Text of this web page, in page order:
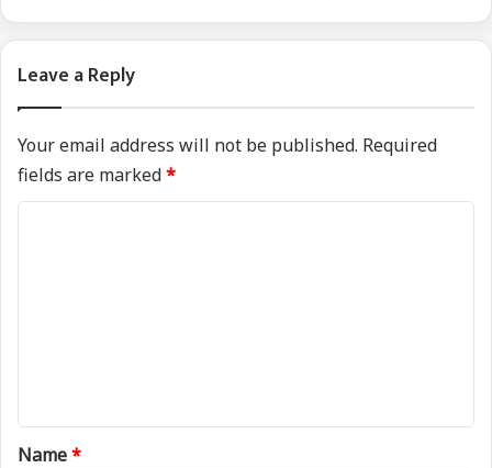
Leave a Reply
Your email address will not be published. Required
fields are marked*
*
Name*